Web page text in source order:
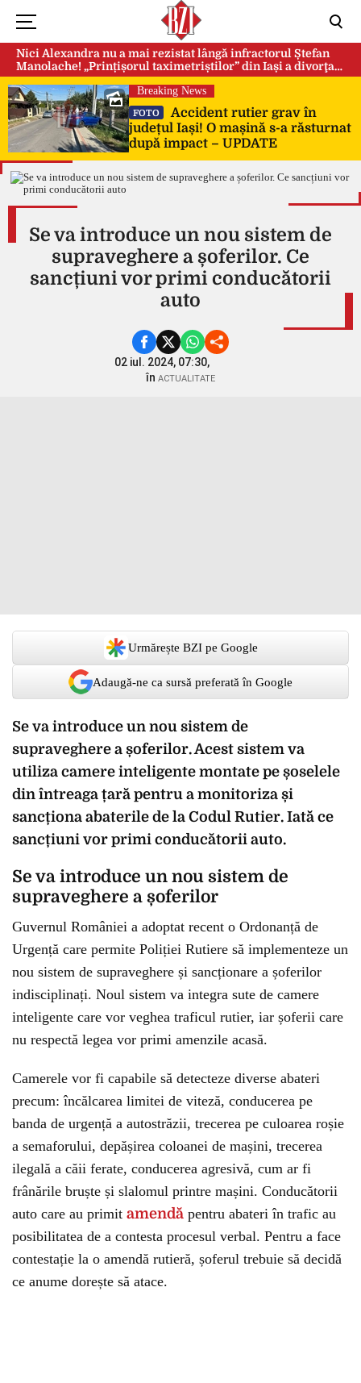
Nici Alexandra nu a mai rezistat lângă infractorul Ștefan
Manolache! „Prințișorul taximetriștilor” din Iași a divorţat
după doi ani de căsnicie
Breaking News
FOTO
Accident rutier grav în
județul Iași! O mașină s-a răsturnat
după impact – UPDATE
Se va introduce un nou sistem de
supraveghere a șoferilor. Ce
sancțiuni vor primi conducătorii
auto
02 iul. 2024, 07:30,
în ACTUALITATE
Urmărește BZI pe Google
Adaugă-ne ca sursă preferată în Google
Se va introduce un nou sistem de
supraveghere a șoferilor. Acest sistem va
utiliza camere inteligente montate pe șoselele
din întreaga țară pentru a monitoriza și
sancționa abaterile de la Codul Rutier. Iată ce
sancțiuni vor primi conducătorii auto.
Se va introduce un nou sistem de
supraveghere a șoferilor
Guvernul României a adoptat recent o Ordonanță de
Urgență care permite Poliției Rutiere să implementeze un
nou sistem de supraveghere și sancționare a șoferilor
indisciplinați. Noul sistem va integra sute de camere
inteligente care vor veghea traficul rutier, iar șoferii care
nu respectă legea vor primi amenzile acasă.
Camerele vor fi capabile să detecteze diverse abateri
precum: încălcarea limitei de viteză, conducerea pe
banda de urgență a autostrăzii, trecerea pe culoarea roșie
a semaforului, depășirea coloanei de mașini, trecerea
ilegală a căii ferate, conducerea agresivă, cum ar fi
frânările bruște și slalomul printre mașini. Conducătorii
auto care au primit amendă pentru abateri în trafic au
posibilitatea de a contesta procesul verbal. Pentru a face
contestație la o amendă rutieră, șoferul trebuie să decidă
ce anume dorește să atace.